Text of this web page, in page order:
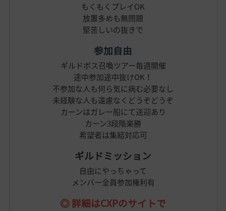
もくもくプレイOK
放置多めも無問題
堅苦しいの抜きで
参加自由
ギルドボス召喚ツアー毎週開催
途中参加途中抜けOK！
不参加な人も何ら気に病む必要なし
未経験な人も遠慮なくどうぞどうぞ
カーンはガレー船にて送迎あり
カーン3段階楽勝
希望者は集結対応可
ギルドミッション
自由にやっちゃって
メンバー全員参加権利有
◎ 詳細はCXPのサイトで